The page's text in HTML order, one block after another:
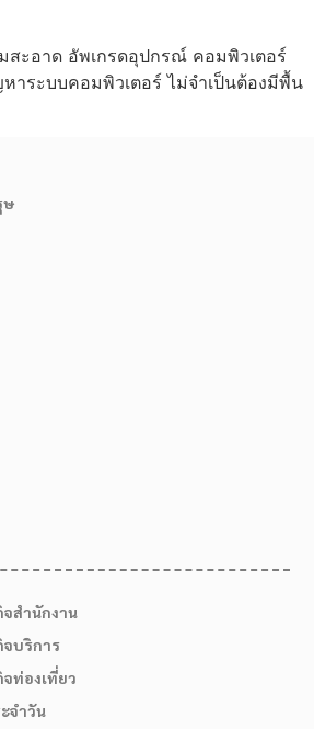
ะอาด อัพเกรดอุปกรณ์ คอมพิวเตอร์
าระบบคอมพิวเตอร์ ไม่จำเป็นต้องมีพื้น
ษ
สำนักงาน
จบริการ
ท่องเที่ยว
จำวัน